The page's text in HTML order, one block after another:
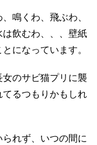
鳴くわ、飛ぶわ、
飲むわ、、、壁紙
になっています。
のサビ猫プリに襲
るつもりかもしれ
れず、いつの間に